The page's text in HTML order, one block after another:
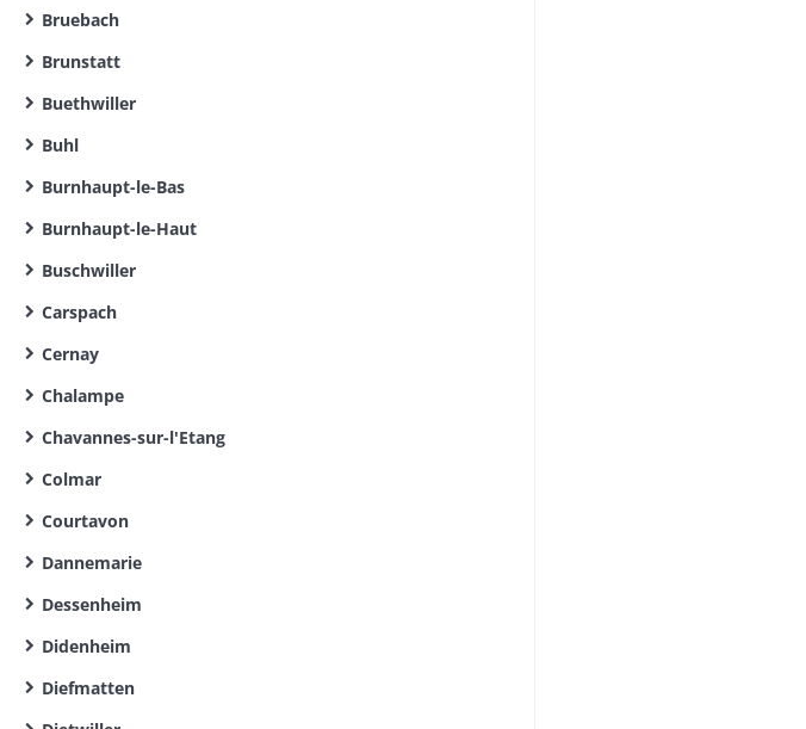
Bruebach
Brunstatt
Buethwiller
Buhl
Burnhaupt-le-Bas
Burnhaupt-le-Haut
Buschwiller
Carspach
Cernay
Chalampe
Chavannes-sur-l'Etang
Colmar
Courtavon
Dannemarie
Dessenheim
Didenheim
Diefmatten